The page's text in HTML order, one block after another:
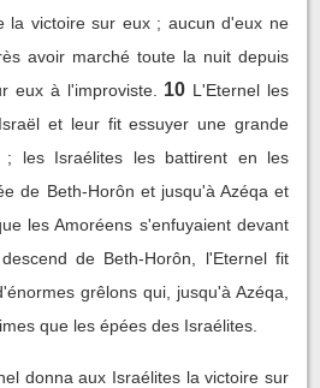
la victoire sur eux ; aucun d'eux ne
avoir marché toute la nuit depuis
eux à l'improviste.
10 L'Eternel les
et leur fit essuyer une grande
; les Israélites les battirent en les
de Beth-Horôn et jusqu'à Azéqa et
les Amoréens s'enfuyaient devant
de Beth-Horôn, l'Eternel fit
grêlons qui, jusqu'à Azéqa,
que les épées des Israélites.
donna aux Israélites la victoire sur